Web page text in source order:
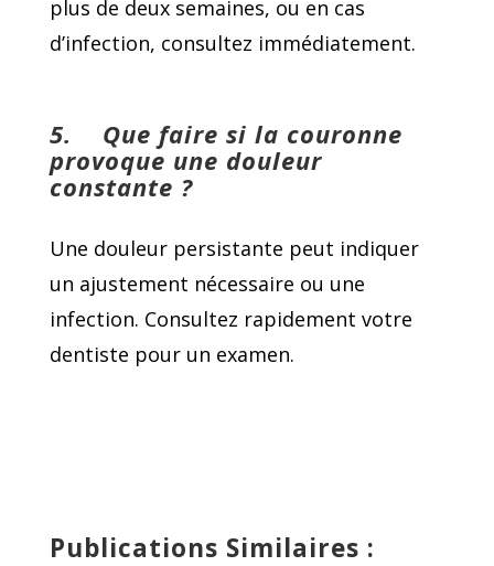
plus de deux semaines, ou en cas
d’infection, consultez immédiatement.
5. Que faire si la couronne
provoque une douleur
constante ?
Une douleur persistante peut indiquer
un ajustement nécessaire ou une
infection. Consultez rapidement votre
dentiste pour un examen.
Publications Similaires :